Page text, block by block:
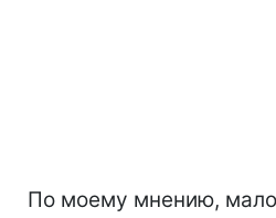
По моему мнению,